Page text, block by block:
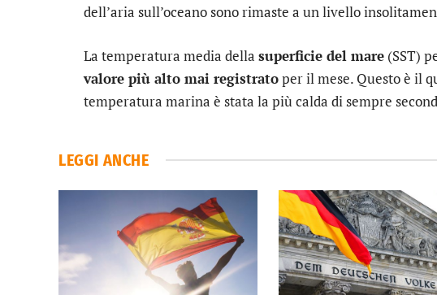
dell’aria sull’oceano sono rimaste a un livello
La temperatura media della superficie del mare (SST)
valore più alto mai registratoper il mese. Questo è il
temperatura marina è stata la più calda di sempre
LEGGI ANCHE